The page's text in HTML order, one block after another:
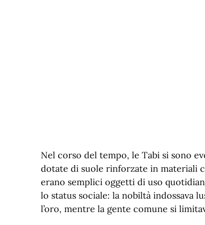
Nel corso del tempo, le Tabi si sono
dotate di suole rinforzate in materiali
erano semplici oggetti di uso
lo status sociale: la nobiltà indossava
l’oro, mentre la gente comune si